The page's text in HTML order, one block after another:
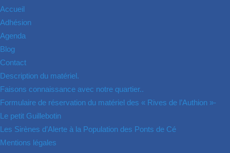
Accueil
Adhésion
Agenda
Blog
Contact
Description du matériel.
Faisons connaissance avec notre quartier..
Formulaire de réservation du matériel des « Rives de l’Authion »-
Le petit Guillebotin
Les Sirènes d’Alerte à la Population des Ponts de Cé
Mentions légales